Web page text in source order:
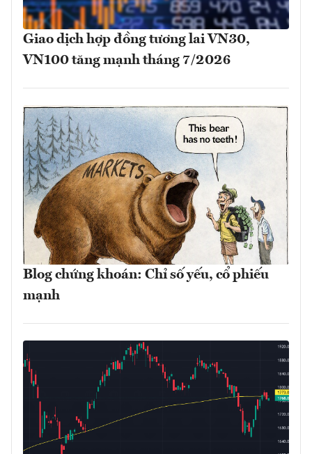
Giao dịch hợp đồng tương lai VN30,
VN100 tăng mạnh tháng 7/2026
Blog chứng khoán: Chỉ số yếu, cổ phiếu
mạnh